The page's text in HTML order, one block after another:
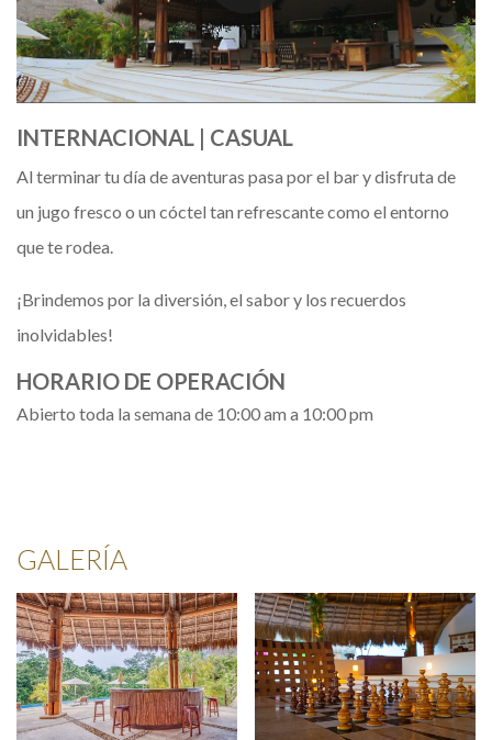
INTERNACIONAL | CASUAL
Al terminar tu día de aventuras pasa por el bar y disfruta de
un jugo fresco o un cóctel tan refrescante como el entorno
que te rodea.
¡Brindemos por la diversión, el sabor y los recuerdos
inolvidables!
HORARIO DE OPERACIÓN
Abierto toda la semana de 10:00 am a 10:00 pm
GALERÍA